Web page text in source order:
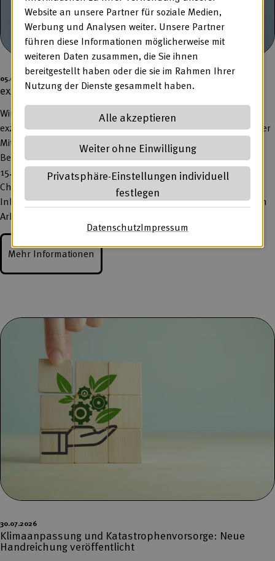
05.08.2026
exzellent-Preise 2027 – Bewerbungsfrist verlängert
Wir freuen uns auf viele spannende Einreichungen für die
exzellent-Preise 2027 und darauf, die Innovationskraft unserer
Mitglieder sichtbar zu machen. Deshalb haben wir die
Bewerbungsfrist verlängert. Einreichungen sind noch bis zum
15. September 2026 möglich. Nutzen Sie jetzt die zusätzliche
Chance und zeigen Sie, wie Werkstätten, Tagesförderstätten,
Inklusionsbetriebe und andere Leistungsanbieter Teilhabe am
Arbeitsleben zukunftsfähig […]
Mehr Informationen
30.07.2026
Klimaanpassung und Katastrophenvorsorge: Neue
Handreichung veröffentlicht
Website an unsere Partner für soziale Medien,
Werbung und Analysen weiter. Unsere Partner
führen diese Informationen möglicherweise mit
weiteren Daten zusammen, die Sie ihnen
bereitgestellt haben oder die sie im Rahmen Ihrer
Nutzung der Dienste gesammelt haben.
Alle akzeptieren
Weiter ohne Einwilligung
Privatsphäre-Einstellungen individuell
festlegen
Datenschutz(öffnet in neuem Tab)
Impressum